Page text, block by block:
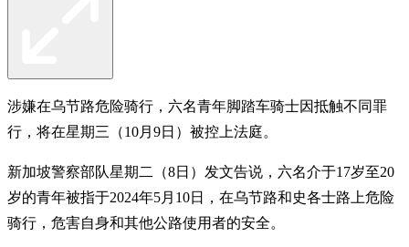
涉嫌在乌节路危险骑行，六名青年脚踏车骑士因抵触不同罪
行，将在星期三（10月9日）被控上法庭。
新加坡警察部队星期二（8日）发文告说，六名介于17岁至20
岁的青年被指于2024年5月10日，在乌节路和史各士路上危险
骑行，危害自身和其他公路使用者的安全。